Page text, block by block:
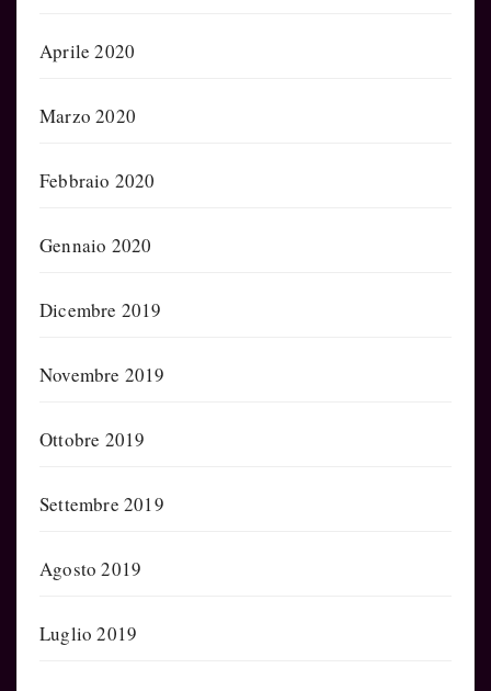
Aprile 2020
Marzo 2020
Febbraio 2020
Gennaio 2020
Dicembre 2019
Novembre 2019
Ottobre 2019
Settembre 2019
Agosto 2019
Luglio 2019